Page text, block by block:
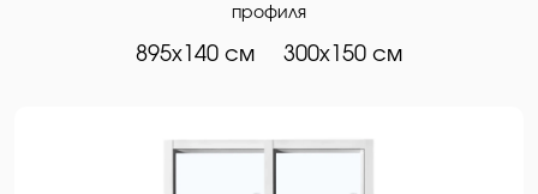
профиля
895х140 см 300х150 см